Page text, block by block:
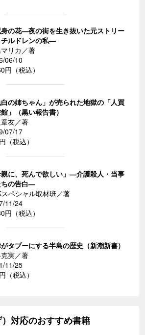
の花―夜の街を生き抜いた元ストリー
チルドレンの私―
リカ／著
06/10
円（税込）
白の姉ちゃん」が売られた地獄の「人買
」（黒い報告書）
友／著
07/17
（税込）
親に、死んで欲しい」―介護殺人・当事
ちの告白―
スペシャル取材班／著
11/24
円（税込）
タブーにする半島の歴史（新潮新書）
実／著
11/25
（税込）
対応のおすすめ書籍